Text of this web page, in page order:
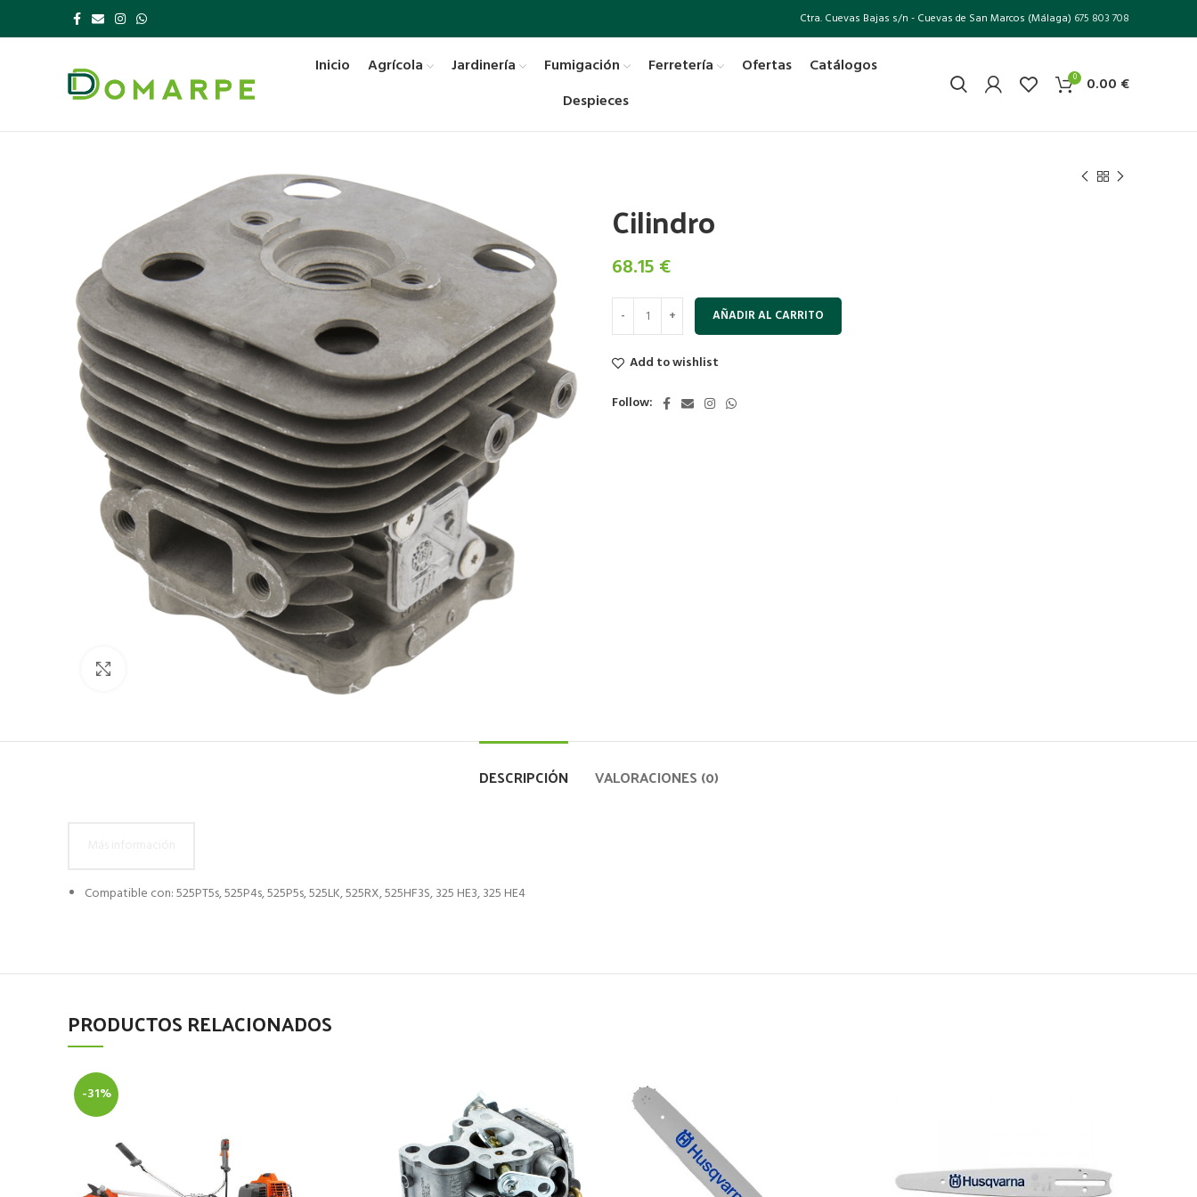
Ctra. Cuevas Bajas s/n - Cuevas de San Marcos (Málaga) 675 803 708
Inicio Agrícola Jardinería Fumigación Ferretería Ofertas
Catálogos
Despieces
0 0.00 €
Cilindro
68.15 €
AÑADIR AL CARRITO
Add to wishlist
Follow:
DESCRIPCIÓN VALORACIONES (0)
Compatible con: 525PT5s, 525P4s, 525P5s, 525LK, 525RX, 525HF3S, 325 HE3, 325 HE4
PRODUCTOS RELACIONADOS
-31%